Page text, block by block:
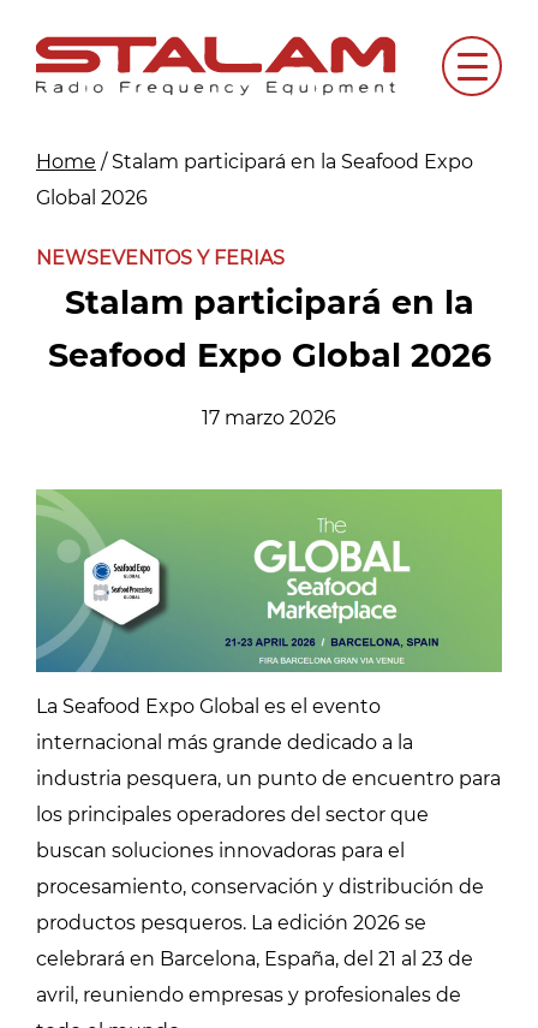
content
Menu
Home / Stalam participará en la Seafood Expo
Global 2026
NEWSEVENTOS Y FERIAS
Stalam participará en la
Seafood Expo Global 2026
17 marzo 2026
La Seafood Expo Global es el evento
internacional más grande dedicado a la
industria pesquera, un punto de encuentro para
los principales operadores del sector que
buscan soluciones innovadoras para el
procesamiento, conservación y distribución de
productos pesqueros. La edición 2026 se
celebrará en Barcelona, España, del 21 al 23 de
avril, reuniendo empresas y profesionales de